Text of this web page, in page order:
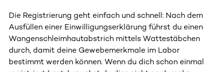
Die Registrierung geht einfach und schnell: Nach dem
Ausfüllen einer Einwilligungserklärung führst du einen
Wangenschleimhautabstrich mittels Wattestäbchen
durch, damit deine Gewebemerkmale im Labor
bestimmt werden können. Wenn du dich schon einmal